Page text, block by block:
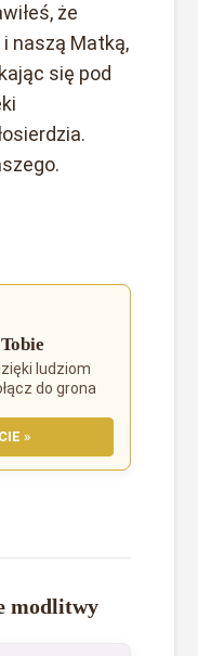
że
naszą Matką,
się pod
ludziom
do grona
»
modlitwy